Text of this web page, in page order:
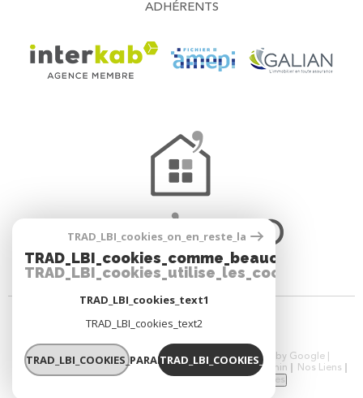
ADHÉRENTS
© 2026 | Tous droits réservés | Traduction powered by Google |
Nos Honoraires
Plan Du Site Mentions Légales Admin
Nos Liens
TRAD_LBI_cookies_cookies
TRAD_LBI_cookies_on_en_reste_la
TRAD_LBI_cookies_utilise_les_cookies
TRAD_LBI_cookies_text1
TRAD_LBI_cookies_text2
TRAD_LBI_COOKIES_PARAMETRERTRAD_LBI_COOKIES_OK